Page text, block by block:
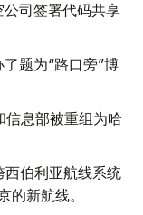
司签署代码共享
题为“路口旁”博
息部被重组为哈
伯利亚航线系统
的新航线。